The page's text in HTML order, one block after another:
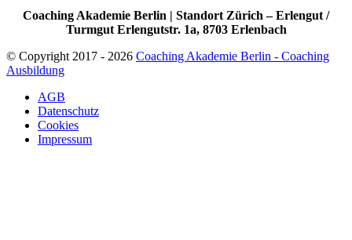
Coaching Akademie Berlin | Standort Zürich – Erlengut /
Turmgut Erlengutstr. 1a, 8703 Erlenbach
© Copyright 2017 - 2026 Coaching Akademie Berlin - Coaching
Ausbildung
AGB
Datenschutz
Cookies
Impressum